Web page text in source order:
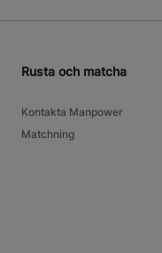
Rusta och matcha
Kontakta Manpower
Matchning